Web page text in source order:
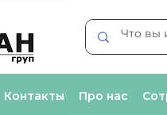
Контакты Про нас